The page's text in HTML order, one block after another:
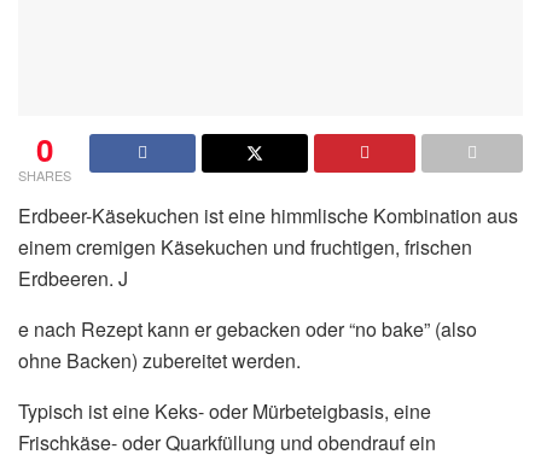
0
SHARES
Erdbeer-Käsekuchen ist eine himmlische Kombination aus
einem cremigen Käsekuchen und fruchtigen, frischen
Erdbeeren. J
e nach Rezept kann er gebacken oder “no bake” (also
ohne Backen) zubereitet werden.
Typisch ist eine Keks- oder Mürbeteigbasis, eine
Frischkäse- oder Quarkfüllung und obendrauf ein